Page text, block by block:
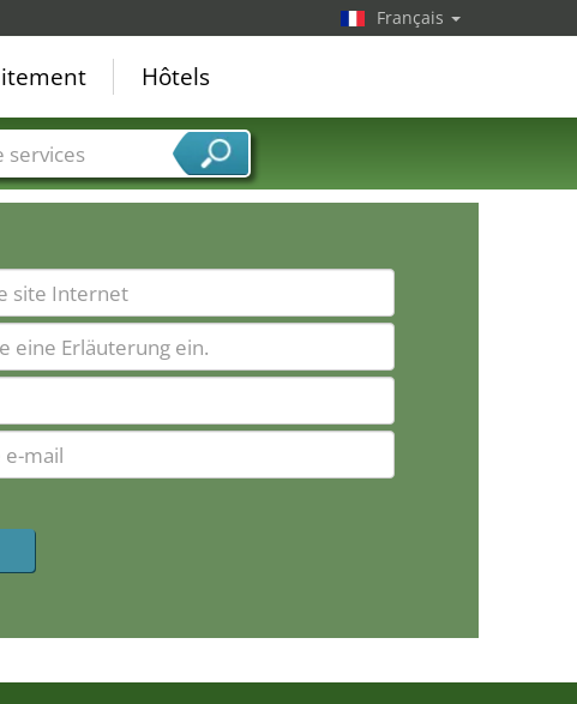
Français
Hôtels
services